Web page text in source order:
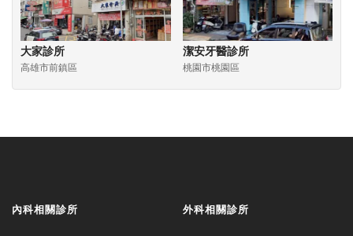
大家診所
高雄市前鎮區
潔安牙醫診所
桃園市桃園區
內科相關診所 外科相關診所